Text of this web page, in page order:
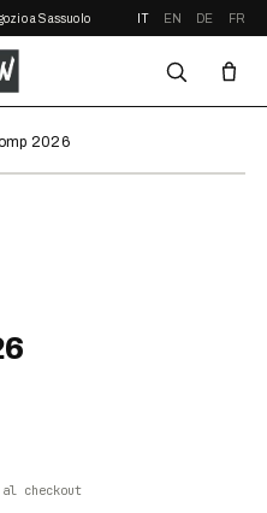
a Sassuolo IT EN DE FR
2026
checkout